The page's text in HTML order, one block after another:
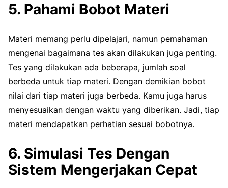
5. Pahami Bobot Materi
Materi memang perlu dipelajari, namun pemahaman
mengenai bagaimana tes akan dilakukan juga penting.
Tes yang dilakukan ada beberapa, jumlah soal
berbeda untuk tiap materi. Dengan demikian bobot
nilai dari tiap materi juga berbeda. Kamu juga harus
menyesuaikan dengan waktu yang diberikan. Jadi, tiap
materi mendapatkan perhatian sesuai bobotnya.
6. Simulasi Tes Dengan
Sistem Mengerjakan Cepat